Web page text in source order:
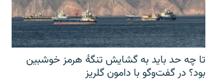
تا چه حد باید به گشایش تنگهٔ هرمز خوشبین
بود؟ در گفت‌وگو با دامون گلریز